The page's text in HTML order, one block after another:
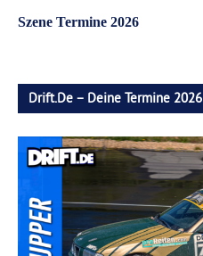
Szene Termine 2026
Drift.de – Deine Termine 2026